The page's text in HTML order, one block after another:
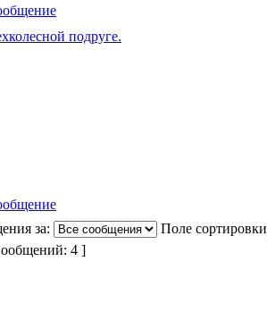
подруге.
за:
Поле сортировки
4 ]